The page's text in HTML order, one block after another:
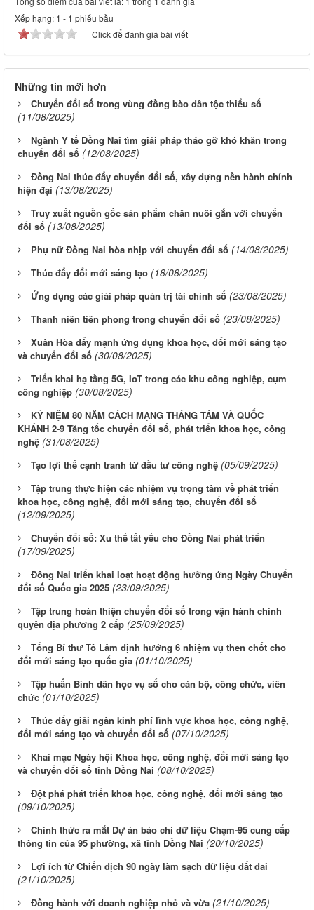
Xếp hạng: 1 - 1 phiếu bầu
Click để đánh giá bài viết
Những tin mới hơn
Chuyển đổi số trong vùng đồng bào dân tộc thiểu số
(11/08/2025)
Ngành Y tế Đồng Nai tìm giải pháp tháo gỡ khó khăn trong
chuyển đổi số (12/08/2025)
Đồng Nai thúc đẩy chuyển đổi số, xây dựng nền hành chính
hiện đại (13/08/2025)
Truy xuất nguồn gốc sản phẩm chăn nuôi gắn với chuyển
đổi số (13/08/2025)
Phụ nữ Đồng Nai hòa nhịp với chuyển đổi số (14/08/2025)
Thúc đẩy đổi mới sáng tạo (18/08/2025)
Ứng dụng các giải pháp quản trị tài chính số (23/08/2025)
Thanh niên tiên phong trong chuyển đổi số (23/08/2025)
Xuân Hòa đẩy mạnh ứng dụng khoa học, đổi mới sáng tạo
và chuyển đổi số (30/08/2025)
Triển khai hạ tầng 5G, IoT trong các khu công nghiệp, cụm
công nghiệp (30/08/2025)
KỶ NIỆM 80 NĂM CÁCH MẠNG THÁNG TÁM VÀ QUỐC
KHÁNH 2-9 Tăng tốc chuyển đổi số, phát triển khoa học, công
nghệ (31/08/2025)
Tạo lợi thế cạnh tranh từ đầu tư công nghệ (05/09/2025)
Tập trung thực hiện các nhiệm vụ trọng tâm về phát triển
khoa học, công nghệ, đổi mới sáng tạo, chuyển đổi số
(12/09/2025)
Chuyển đổi số: Xu thế tất yếu cho Đồng Nai phát triển
(17/09/2025)
Đồng Nai triển khai loạt hoạt động hưởng ứng Ngày Chuyển
đổi số Quốc gia 2025 (23/09/2025)
Tập trung hoàn thiện chuyển đổi số trong vận hành chính
quyền địa phương 2 cấp (25/09/2025)
Tổng Bí thư Tô Lâm định hướng 6 nhiệm vụ then chốt cho
đổi mới sáng tạo quốc gia (01/10/2025)
Tập huấn Bình dân học vụ số cho cán bộ, công chức, viên
chức (01/10/2025)
Thúc đẩy giải ngân kinh phí lĩnh vực khoa học, công nghệ,
đổi mới sáng tạo và chuyển đổi số (07/10/2025)
Khai mạc Ngày hội Khoa học, công nghệ, đổi mới sáng tạo
và chuyển đổi số tỉnh Đồng Nai (08/10/2025)
Đột phá phát triển khoa học, công nghệ, đổi mới sáng tạo
(09/10/2025)
Chính thức ra mắt Dự án báo chí dữ liệu Chạm-95 cung cấp
thông tin của 95 phường, xã tỉnh Đồng Nai (20/10/2025)
Lợi ích từ Chiến dịch 90 ngày làm sạch dữ liệu đất đai
(21/10/2025)
Đồng hành với doanh nghiệp nhỏ và vừa (21/10/2025)